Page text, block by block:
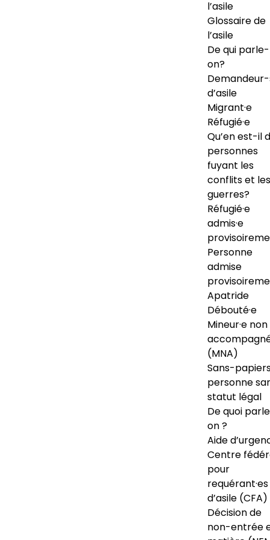
l’asile
Glossaire de
l’asile
De qui
on?
d’asile
Migrant·e
Réfugié·e
Qu’en est-il
personnes
fuyant les
conflits et les
guerres?
Réfugié·e
admis·e
Personne
admise
Apatride
Débouté·e
Mineur·e non
(MNA)
Sans-
personne
statut légal
De quoi
on ?
Aide
Centre
pour
requérant·es
d’asile (CFA)
Décision de
non-entrée